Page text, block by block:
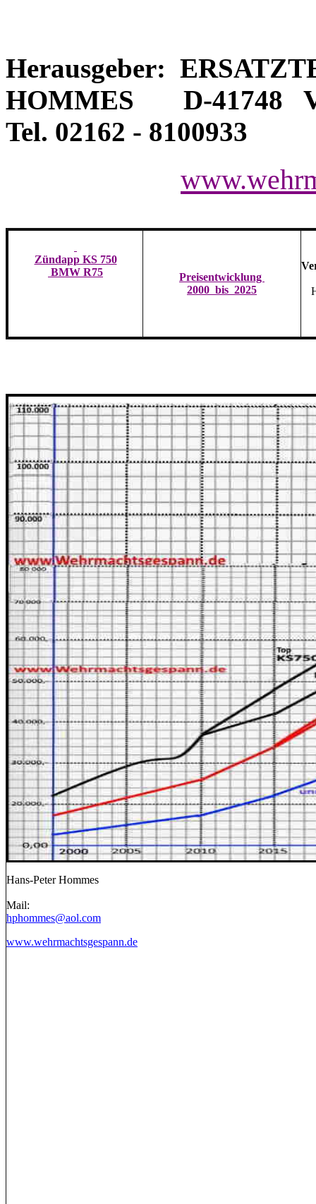
Herausgeber:
HOMMES D-41748
Tel. 02162 - 8100933
Zündapp KS 750
BMW R75
Preisentwicklung
2000 bis 2025
Hans-Peter Hommes
Mail:
hphommes@aol.com
www.wehrmachtsgespann.de